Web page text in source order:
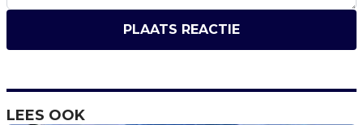
PLAATS REACTIE
LEES OOK